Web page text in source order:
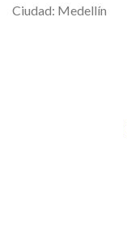
Ciudad: Medellín